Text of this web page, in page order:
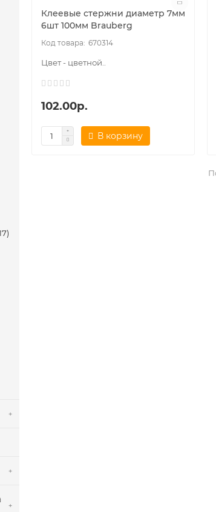
Клеевые стержни диаметр 7мм
6шт 100мм Brauberg
670314
Цвет - цветной..
102.00р.
В корзину